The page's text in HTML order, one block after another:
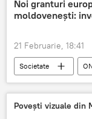
Noi granturi
moldovenești:
21 Februarie, 18:41
Societate
Povești vizuale din